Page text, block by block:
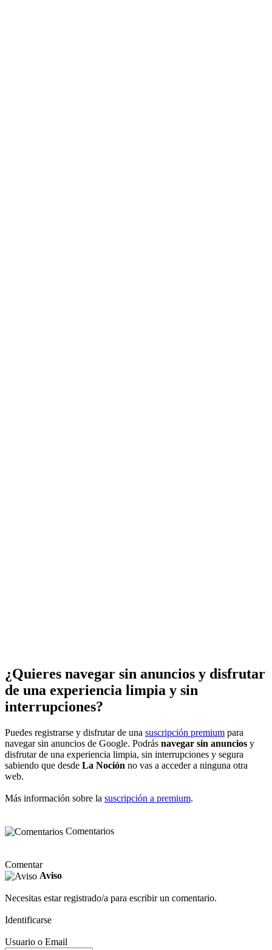
¿Quieres navegar sin anuncios y disfrutar
de una experiencia limpia y sin
interrupciones?
Puedes registrarse y disfrutar de una suscripción premium para
navegar sin anuncios de Google. Podrás navegar sin anuncios y
disfrutar de una experiencia limpia, sin interrupciones y segura
sabiendo que desde La Noción no vas a acceder a ninguna otra
web.
Más información sobre la suscripción a premium.
Comentarios
Comentar
Aviso
Necesitas estar registrado/a para escribir un comentario.
Identificarse
Usuario o Email